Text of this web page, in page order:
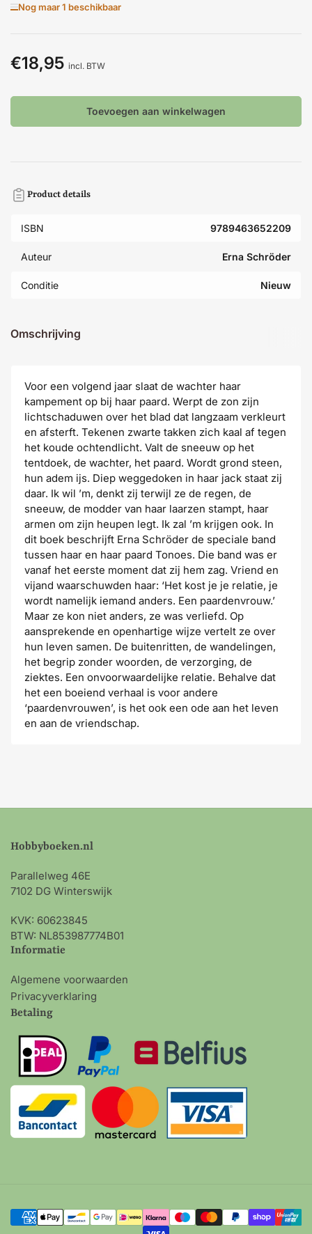
Nog maar 1 beschikbaar
Normale
€18,95 incl. BTW
Toevoegen aan winkelwagen
Product details
ISBN 9789463652209
Auteur Erna Schröder
Conditie Nieuw
Omschrijving
Voor een volgend jaar slaat de wachter haar
kampement op bij haar paard. Werpt de zon zijn
lichtschaduwen over het blad dat langzaam verkleurt
en afsterft. Tekenen zwarte takken zich kaal af tegen
het koude ochtendlicht. Valt de sneeuw op het
tentdoek, de wachter, het paard. Wordt grond steen,
hun adem ijs. Diep weggedoken in haar jack staat zij
daar. Ik wil ’m, denkt zij terwijl ze de regen, de
sneeuw, de modder van haar laarzen stampt, haar
armen om zijn heupen legt. Ik zal ’m krijgen ook. In
dit boek beschrijft Erna Schröder de speciale band
tussen haar en haar paard Tonoes. Die band was er
vanaf het eerste moment dat zij hem zag. Vriend en
vijand waarschuwden haar: ‘Het kost je je relatie, je
wordt namelijk iemand anders. Een paardenvrouw.’
Maar ze kon niet anders, ze was verliefd. Op
aansprekende en openhartige wijze vertelt ze over
hun leven samen. De buitenritten, de wandelingen,
het begrip zonder woorden, de verzorging, de
ziektes. Een onvoorwaardelijke relatie. Behalve dat
het een boeiend verhaal is voor andere
‘paardenvrouwen’, is het ook een ode aan het leven
en aan de vriendschap.
Hobbyboeken.nl
Parallelweg 46E
7102 DG Winterswijk
KVK: 60623845
BTW: NL853987774B01
Informatie
Algemene voorwaarden
Privacyverklaring
Betaling
Betalingsmethoden